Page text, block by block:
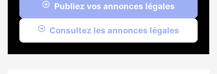
Publiez vos annonces légales
Consultez les annonces légales